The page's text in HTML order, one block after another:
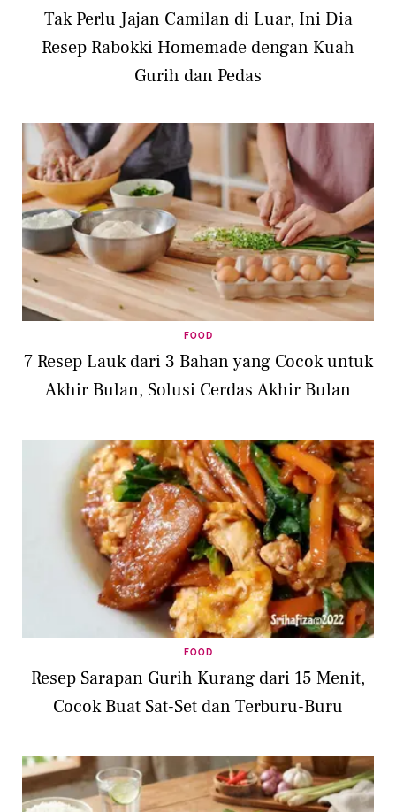
Tak Perlu Jajan Camilan di Luar, Ini Dia
Resep Rabokki Homemade dengan Kuah
Gurih dan Pedas
FOOD
7 Resep Lauk dari 3 Bahan yang Cocok untuk
Akhir Bulan, Solusi Cerdas Akhir Bulan
FOOD
Resep Sarapan Gurih Kurang dari 15 Menit,
Cocok Buat Sat-Set dan Terburu-Buru